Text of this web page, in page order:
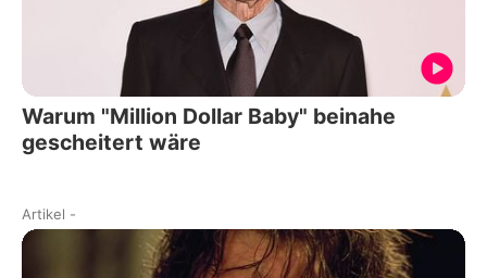
Warum "Million Dollar Baby" beinahe
gescheitert wäre
Artikel -